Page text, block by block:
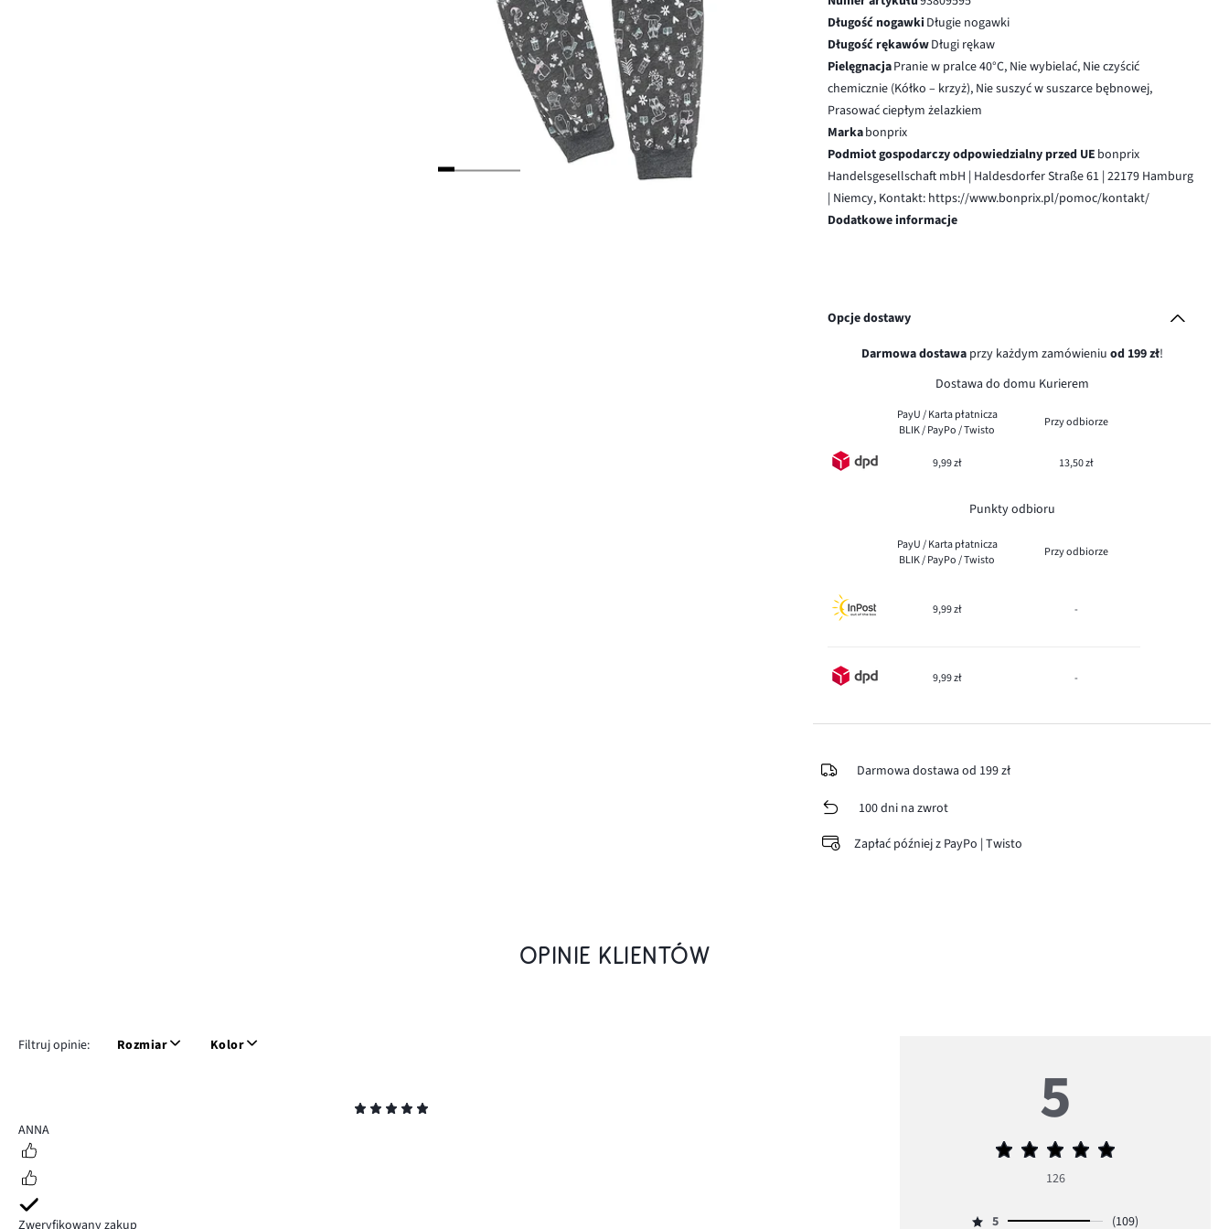
Długość nogawki Długie nogawki
Długość rękawówDługi rękaw
PielęgnacjaPranie w pralce 40°C, Nie wybielać, Nie czyścić
chemicznie (Kółko – krzyż), Nie suszyć w suszarce bębnowej,
Prasować ciepłym żelazkiem
Markabonprix
Podmiot gospodarczy odpowiedzialny przed UE bonprix
Handelsgesellschaft mbH | Haldesdorfer Straße 61 | 22179 Hamburg
| Niemcy, Kontakt: https://www.bonprix.pl/pomoc/kontakt/
Dodatkowe informacje
Opcje dostawy
Darmowa dostawaprzy każdym zamówieniu od 199 zł!
Dostawa do domu Kurierem
PayU / Karta płatnicza
BLIK / PayPo / Twisto
Przy odbiorze
9,99 zł 13,50 zł
Punkty odbioru
PayU / Karta płatnicza
BLIK / PayPo / Twisto
Przy odbiorze
9,99 zł -
9,99 zł -
Darmowa dostawa od 199 zł
100 dni na zwrot
Zapłać później z PayPo | Twisto
OPINIE KLIENTÓW
Filtruj opinie: Rozmiar Kolor
5
ANNA
Zweryfikowany zakup
5
Średnia
5
126
5
(109)